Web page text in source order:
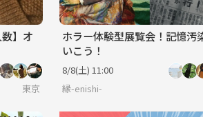
】オ
東京
ホラー体験型展覧会！記憶汚
いこう！
8/8(土) 11:00
縁-enishi-